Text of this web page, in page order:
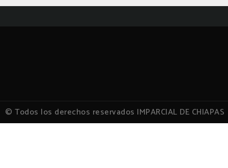
© Todos los derechos reservados IMPARCIAL DE CHIAPAS